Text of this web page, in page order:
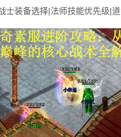
士装备选择|法师技能优先级|